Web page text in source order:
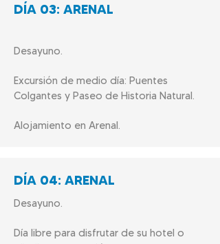
DÍA 03: ARENAL
Desayuno.
Excursión de medio día: Puentes
Colgantes y Paseo de Historia Natural.
Alojamiento en Arenal.
DÍA 04: ARENAL
Desayuno.
Día libre para disfrutar de su hotel o